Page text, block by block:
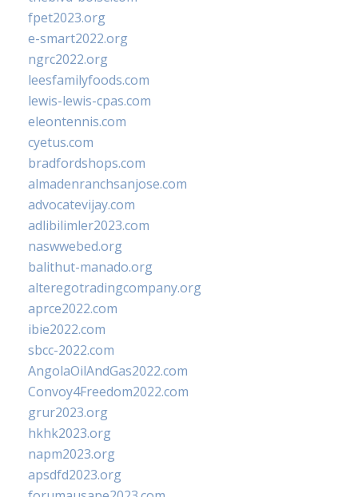
fpet2023.org
e-smart2022.org
ngrc2022.org
leesfamilyfoods.com
lewis-lewis-cpas.com
eleontennis.com
cyetus.com
bradfordshops.com
almadenranchsanjose.com
advocatevijay.com
adlibilimler2023.com
naswwebed.org
balithut-manado.org
alteregotradingcompany.org
aprce2022.com
ibie2022.com
sbcc-2022.com
AngolaOilAndGas2022.com
Convoy4Freedom2022.com
grur2023.org
hkhk2023.org
napm2023.org
apsdfd2023.org